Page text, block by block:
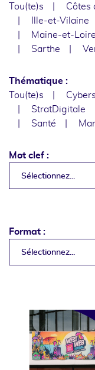
Tou(te)s
Côtes
Ille-et-Vilaine
Maine-et-Loire
Sarthe
Thématique :
Tou(te)s
StratDigitale
Santé
Mot clef :
Sélectionnez...
Format :
Sélectionnez...